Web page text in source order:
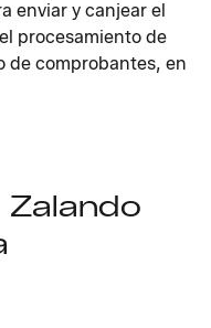
enviar y canjear el
procesamiento de
de comprobantes, en